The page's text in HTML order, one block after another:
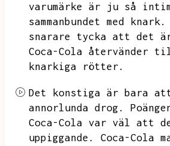
varumärke är ju så
sammanbundet med knark.
snarare tycka att det
Coca-Cola återvänder
knarkiga rötter.
Det konstiga är bara
annorlunda drog.
Coca-Cola var väl att
uppiggande.
Coca-Cola